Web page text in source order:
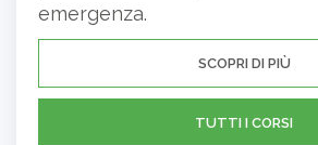
emergenza.
SCOPRI DI PIÙ
TUTTI I CORSI